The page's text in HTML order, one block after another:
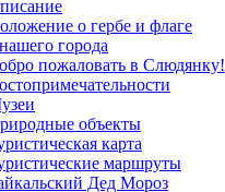
о гербе и флаге
города
пожаловать в Слюдянку!
объекты
карта
маршруты
Дед Мороз